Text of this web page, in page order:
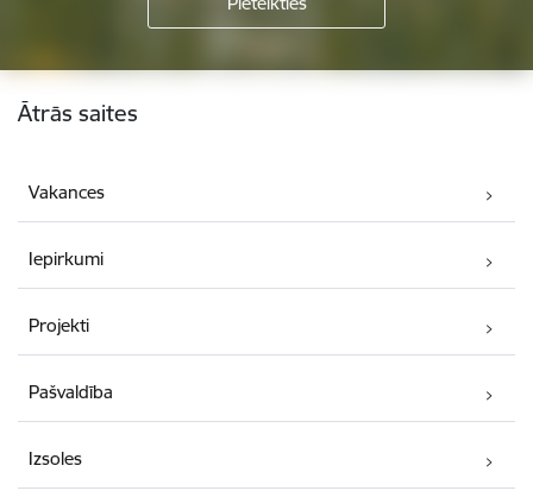
Kājene
Ātrās saites
Vakances
Iepirkumi
Projekti
Pašvaldība
Izsoles